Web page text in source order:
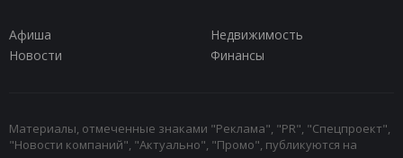
Афиша
Недвижимость
Новости
Финансы
Материалы, отмеченные знаками "Реклама", "PR", "Спецпроект",
"Новости компаний", "Актуально", "Промо", публикуются на